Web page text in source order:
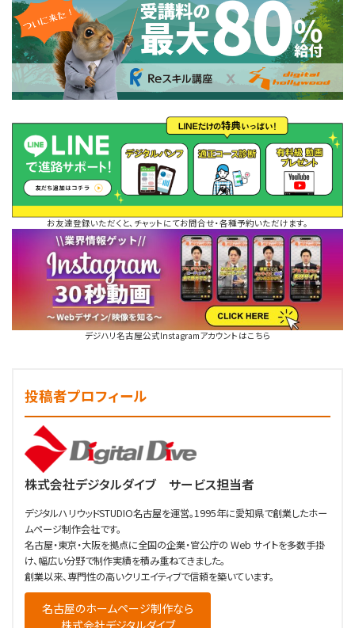
お友達登録いただくと、チャットにてお問合せ・各種予約いただけます。
デジハリ名古屋公式Instagramアカウントはこちら
投稿者プロフィール
株式会社デジタルダイブ サービス担当者
デジタルハリウッドSTUDIO名古屋を運営。1995年に愛知県で創業したホー
ムページ制作会社です。
名古屋・東京・大阪を拠点に全国の企業・官公庁の Web サイトを多数手掛
け、幅広い分野で制作実績を積み重ねてきました。
創業以来、専門性の高いクリエイティブで信頼を築いています。
名古屋のホームページ制作なら
株式会社デジタルダイブ